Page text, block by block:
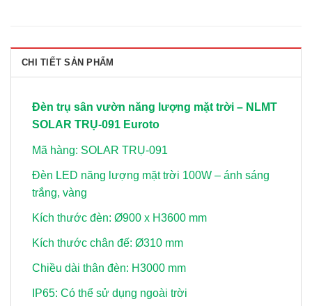
CHI TIẾT SẢN PHẨM
Đèn trụ sân vườn năng lượng mặt trời – NLMT
SOLAR TRỤ-091 Euroto
Mã hàng: SOLAR TRỤ-091
Đèn LED năng lượng mặt trời 100W – ánh sáng
trắng, vàng
Kích thước đèn: Ø900 x H3600 mm
Kích thước chân đế: Ø310 mm
Chiều dài thân đèn: H3000 mm
IP65: Có thể sử dụng ngoài trời